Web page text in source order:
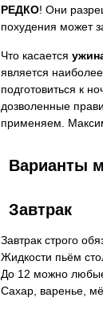
РЕДКО! Они
похудения может
Что касается
является
подготовиться к
дозволенные
применяем.
Варианты
Завтрак
Завтрак строго
Жидкости пьём
До 12 можно любые
Сахар, варенье,